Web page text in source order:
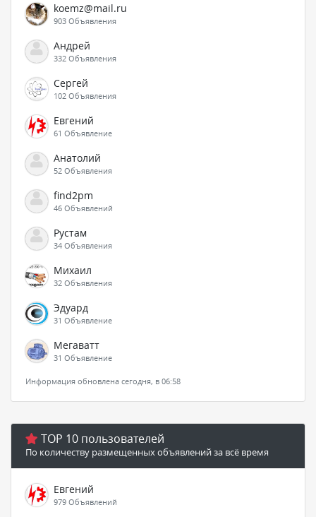
koemz@mail.ru
903 Объявления
Андрей
332 Объявления
Сергей
102 Объявления
Евгений
61 Объявление
Анатолий
52 Объявления
find2pm
46 Объявлений
Рустам
34 Объявления
Михаил
32 Объявления
Эдуард
31 Объявление
Мегаватт
31 Объявление
Информация обновлена сегодня, в 06:58
TOP 10 пользователей
По количеству размещенных объявлений за всё время
Евгений
979 Объявлений